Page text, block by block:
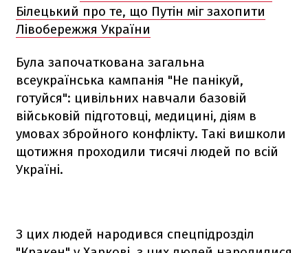
Білецький про те, що Путін міг захопити
Лівобережжя України
Була започаткована загальна
всеукраїнська кампанія "Не панікуй,
готуйся": цивільних навчали базовій
військовій підготовці, медицині, діям в
умовах збройного конфлікту. Такі вишколи
щотижня проходили тисячі людей по всій
Україні.
З цих людей народився спецпідрозділ